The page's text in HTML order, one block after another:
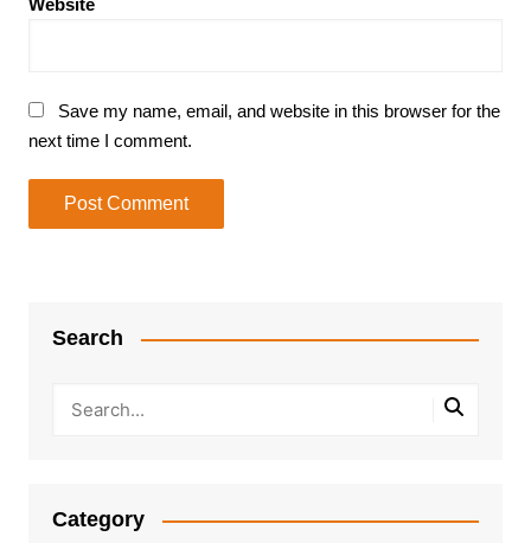
Website
Save my name, email, and website in this browser for the
next time I comment.
Search
Category